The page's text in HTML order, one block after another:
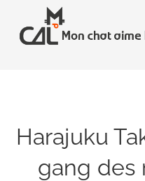
content
Harajuku
gang des